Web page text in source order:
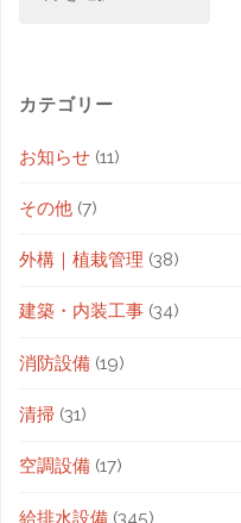
カテゴリー
お知らせ (11)
その他 (7)
外構｜植栽管理 (38)
建築・内装工事 (34)
消防設備 (19)
清掃 (31)
空調設備 (17)
給排水設備 (345)